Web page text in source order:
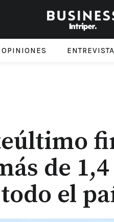
OPINIONES
de
el